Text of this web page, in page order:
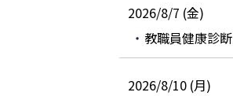
2026/8/7 (金)
教職員健康診断
2026/8/10 (月)